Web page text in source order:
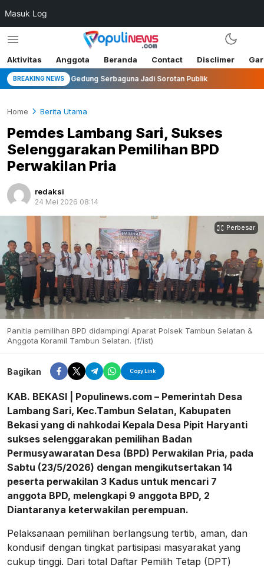
Masuk Log
Aktivitas Anggota Beranda Contact Disclimer
BREAKING NEWS
Gedung Serbaguna Jadi Sorotan Publik Jelang HUT RI,
Home Berita Utama
Pemdes Lambang Sari, Sukses
Selenggarakan Pemilihan BPD
Perwakilan Pria
redaksi
24 Mei 2026 08:14
Perbesar
Panitia pemilihan BPD didampingi Aparat Polsek Tambun Selatan &
Anggota Koramil Tambun Selatan. (f/ist)
Bagikan Copy Link
KAB. BEKASI | Populinews.com – Pemerintah Desa
Lambang Sari, Kec.Tambun Selatan, Kabupaten
Bekasi yang di nahkodai Kepala Desa Pipit Haryanti
sukses selenggarakan pemilihan Badan
Permusyawaratan Desa (BPD) Perwakilan Pria, pada
Sabtu (23/5/2026) dengan mengikutsertakan 14
peserta perwakilan 3 Kadus untuk mencari 7
anggota BPD, melengkapi 9 anggota BPD, 2
Diantaranya keterwakilan perempuan.
Pelaksanaan pemilihan berlangsung tertib, aman, dan
kondusif dengan tingkat partisipasi masyarakat yang
cukup tinggi. Dari total Daftar Pemilih Tetap (DPT)